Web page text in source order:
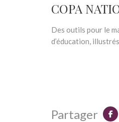
COPA
Des outils pour le
d’éducation,
Partager